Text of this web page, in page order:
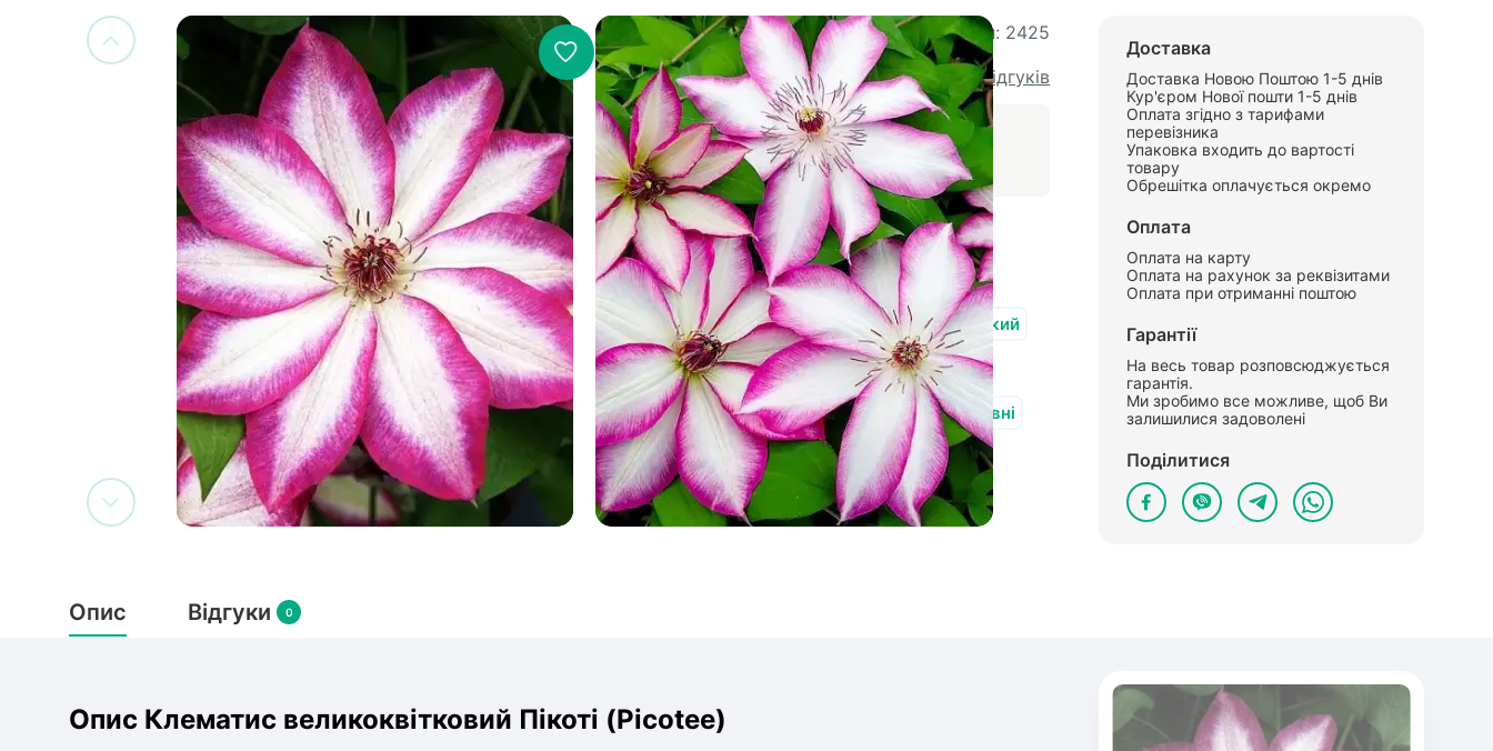
Немає на складі Артикул: 2425
Рейтинг:
0 відгуків
Немає на складі
Також у нас є в продажу:
рододендрони
рододендрон вічнозелений морозостійкий
костриця для газону
саджанці модрини дерева декоративні
соснові дерева
Доставка
Доставка Новою Поштою 1-5 днів
Кур'єром Нової пошти 1-5 днів
Оплата згідно з тарифами
перевізника
Упаковка входить до вартості
товару
Обрешітка оплачується окремо
Оплата
Оплата на карту
Оплата на рахунок за реквізитами
Оплата при отриманні поштою
Гарантії
На весь товар розповсюджується
гарантія.
Ми зробимо все можливе, щоб Ви
залишилися задоволені
Поділитися
Опис Відгуки 0
Опис Клематис великоквітковий Пікоті (Picotee)